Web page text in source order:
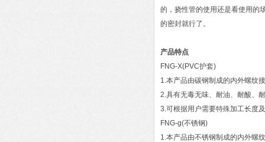
的，挠性管的使用还是看使用的
的密封就行了。
产品特点
FNG-X(PVC护套)
1.本产品由碳钢制成的内外螺纹
2.具有无毒无味、耐油、耐酸、
3.可根据用户需要特殊加工长度
FNG-g(不锈钢)
1.本产品由不锈钢制成的内外螺